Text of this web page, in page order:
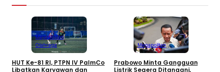
Megapolitan
Olahraga
HUT Ke-81 RI, PTPN IV PalmCo
Libatkan Karyawan dan
Megapolitan
Prabowo Minta Gangguan
Listrik Segera Ditangani,